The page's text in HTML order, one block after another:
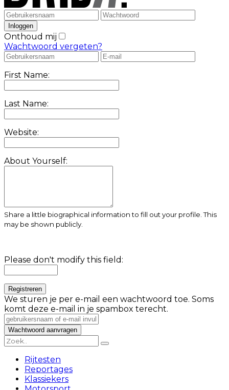
Onthoud mij
Wachtwoord vergeten?
First Name:
Last Name:
Website:
About Yourself:
Share a little biographical information to fill out your profile. This
may be shown publicly.
Please don't modify this field:
We sturen je per e-mail een wachtwoord toe. Soms
komt deze e-mail in je spambox terecht.
Rijtesten
Reportages
Klassiekers